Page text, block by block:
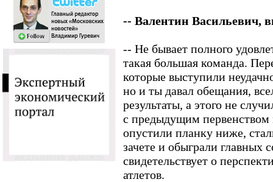
-- Валентин Васильевич,
-- Не бывает полного
такая большая команда.
которые выступили
но и ты давал обещания,
результаты, а этого не
с предыдущим
опустили планку ниже,
зачете и обыграли главных
свидетельствует о
атлетов.